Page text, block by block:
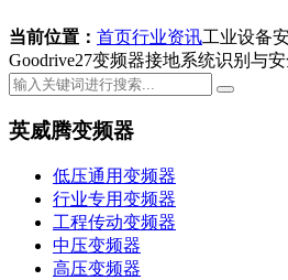
当前位置： 首页行业资讯工业设备
Goodrive27变频器接地系统识别与
英威腾变频器
低压通用变频器
行业专用变频器
工程传动变频器
中压变频器
高压变频器